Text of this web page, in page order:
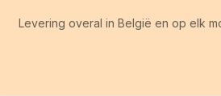
Levering overal in België en op elk